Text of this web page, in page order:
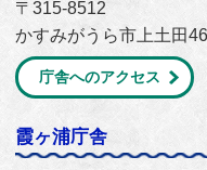
〒315-8512
かすみがうら市上土田
庁舎へのアクセス
霞ヶ浦庁舎